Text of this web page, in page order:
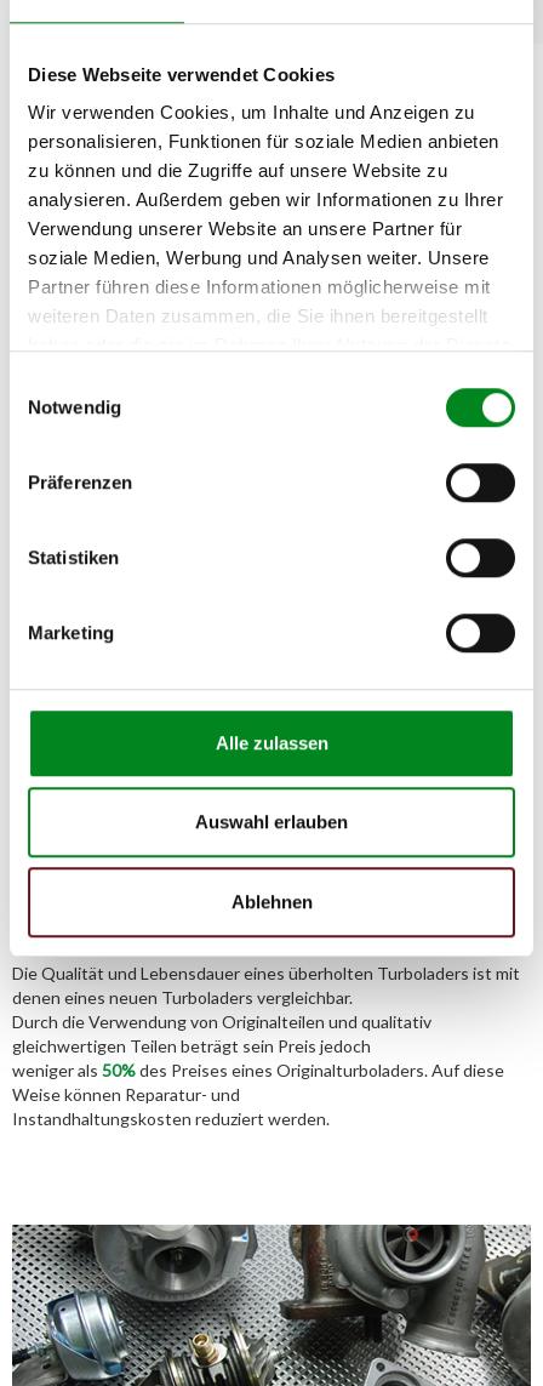
Diese Webseite verwendet Cookies
Wir verwenden Cookies, um Inhalte und Anzeigen zu
personalisieren, Funktionen für soziale Medien anbieten
zu können und die Zugriffe auf unsere Website zu
analysieren. Außerdem geben wir Informationen zu Ihrer
Verwendung unserer Website an unsere Partner für
soziale Medien, Werbung und Analysen weiter. Unsere
Partner führen diese Informationen möglicherweise mit
weiteren Daten zusammen, die Sie ihnen bereitgestellt
Notwendig
Präferenzen
Statistiken
Marketing
Alle zulassen
Auswahl erlauben
Ablehnen
CLR3_) 2.0 D-4D
Zur exakten Fahrzeug-Identifizierung können Sie auch unseren
Wir benötigen folgende Fahrzeugdaten:Schlüsselnummerzu 2
(2.1) und zu 3 (2.2) oderFahrgestellnummer
Passendes Fahrzeug nicht dabei?
Fahrzeug-Suche für AT-Turbolader»
Hersteller/EU Verantwortliche
Hersteller
Adresse:
E-Mail:
Telefon:
02541/8483601
Der Aufbereitungsprozess für
Die Qualität und Lebensdauer eines überholten Turboladers ist mit
denen eines neuen Turboladers vergleichbar.
Durch die Verwendung von Originalteilen und qualitativ
gleichwertigen Teilen beträgt sein Preis jedoch
weniger als 50%des Preises eines Originalturboladers. Auf diese
Weise können Reparatur- und
Instandhaltungskosten reduziert werden.